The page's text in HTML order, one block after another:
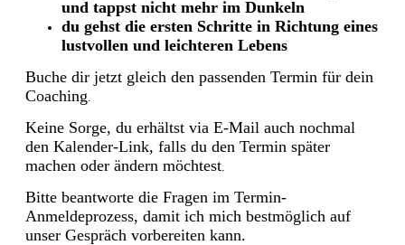
und tappst nicht mehr im Dunkeln
du gehst die ersten Schritte in Richtung eines
lustvollen und leichteren Lebens
Buche dir jetzt gleich den passenden Termin für dein
Coaching
Keine Sorge, du erhältst via E-Mail auch nochmal
den Kalender-Link, falls du den Termin später
machen oder ändern möchtest
Bitte beantworte die Fragen im Termin-
Anmeldeprozess, damit ich mich bestmöglich auf
unser Gespräch vorbereiten kann.